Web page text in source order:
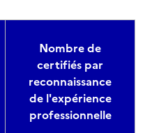
Nombre de
certifiés par
reconnaissance
de l'expérience
professionnelle